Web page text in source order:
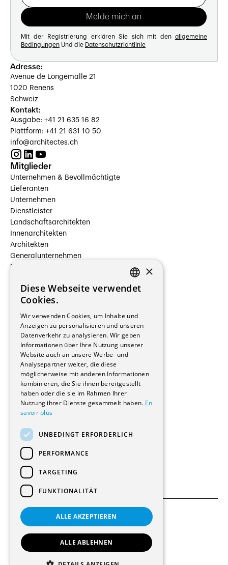
Mit der Registrierung erklären Sie sich mit den allgemeine
Bedingungen Und die Datenschutzrichtlinie
Adresse:
Avenue de Longemalle 21
1020 Renens
Schweiz
Kontakt:
Ausgabe: +41 21 635 16 82
Plattform: +41 21 631 10 50
info@architectes.ch
Mitglieder
Unternehmen & Bevollmächtigte
Lieferanten
Unternehmen
Dienstleister
Landschaftsarchitekten
Innenarchitekten
Architekten
Generalunternehmen
Beauftragte Unternehmen
Hersteller/Lieferanten
Bauherrschaften
Immobilienverwaltungsgesellschaften
Stockwerkeigentum
Reportagen
Wohnungen
Renovierungen
Innere Umbauten
Gastgewerbe und Tourismus
Verwaltungsgebäude und Geschäfte
Schuleinrichtungen
Medizinische Einrichtungen
Kultur - Sport - Freizeit
Industrie - Handwerk
Transport und Parkplätze
Diverse Bauten
© 2026 Alle Rechte vorbehalten
Allgemeine Bedingungen
FRENCH
×
Diese Webseite verwendet
Cookies.
Wir verwenden Cookies, um Inhalte und
Anzeigen zu personalisieren und unseren
Datenverkehr zu analysieren. Wir geben
Informationen über Ihre Nutzung unserer
Website auch an unsere Werbe- und
Analysepartner weiter, die diese
möglicherweise mit anderen Informationen
kombinieren, die Sie ihnen bereitgestellt
haben oder die sie im Rahmen Ihrer
Nutzung ihrer Dienste gesammelt haben. En
savoir plus
UNBEDINGT ERFORDERLICH
PERFORMANCE
TARGETING
FUNKTIONALITÄT
ALLE AKZEPTIEREN
ALLE ABLEHNEN